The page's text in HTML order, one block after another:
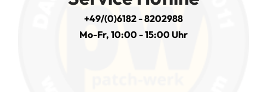
+49/(0)6182 - 8202988
Mo-Fr, 10:00 - 15:00 Uhr